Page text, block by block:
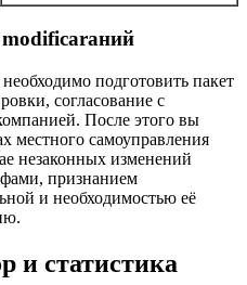
подготовить пакет
согласование с
После этого вы
местного самоуправления
незаконных изменений
признанием
и необходимостью её
и статистика